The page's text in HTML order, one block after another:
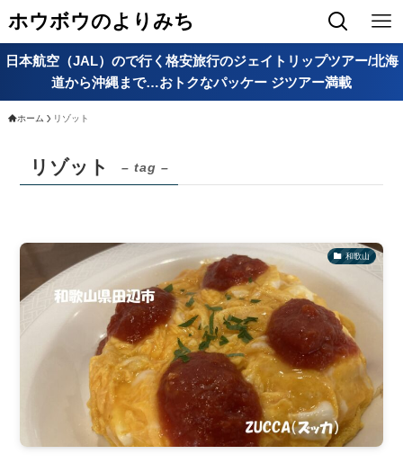
ホウボウのよりみち
日本航空（JAL）ので行く格安旅行のジェイトリップツアー/北海
道から沖縄まで…おトクなパッケー ジツアー満載
ホーム リゾット
リゾット – tag –
和歌山